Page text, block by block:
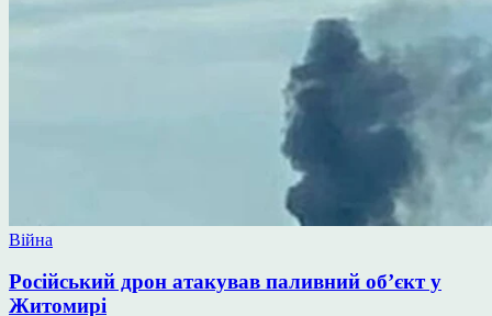
Опублікувати
Війна
Російський дрон атакував паливний об’єкт у
Житомирі